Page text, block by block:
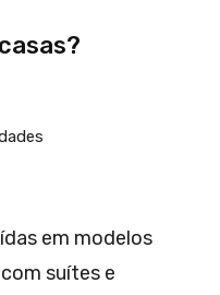
em modelos
suítes e